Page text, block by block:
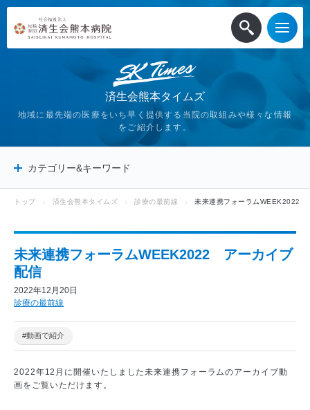
済生会熊本タイムズ
地域に最先端の医療をいち早く提供する当院の取組みや様々な情報
をご紹介します。
カテゴリー&キーワード
済生会熊本タイムズ
健康のキホン
STAFF NOTE
診療科のご紹介
アウトリーチ
#イベント #おしえて！栄養士さん #カテーテル治療 #がん
#この仕事を選んだ私 #ロボット支援手術 #不整脈 #健康診断
トップ 済生会熊本タイムズ 診療の最前線 未来連携フォーラムWEEK2022
未来連携フォーラムWEEK2022 アーカイブ
配信
2022年12月20日
診療の最前線
#動画で紹介
2022年12月に開催いたしました未来連携フォーラムのアーカイブ動
画をご覧いただけます。